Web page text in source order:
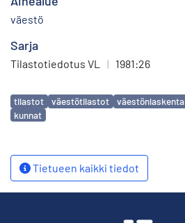
väestö
Sarja
Tilastotiedotus VL | 1981:26
Avainsanat
tilastot väestötilastot väestönlaskenta
kunnat
Tietueen kaikki tiedot